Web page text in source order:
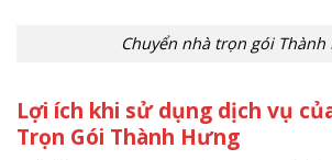
Chuyển nhà trọn gói Thành
Lợi ích khi sử dụng dịch vụ
Trọn Gói Thành Hưng